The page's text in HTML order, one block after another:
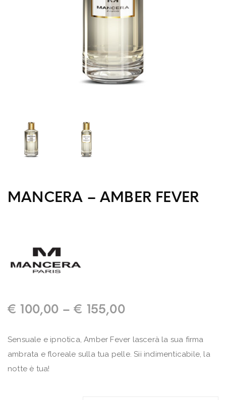
MANCERA – AMBER FEVER
€ 100,00 –€ 155,00
Sensuale e ipnotica, Amber Fever lascerà la sua firma
ambrata e floreale sulla tua pelle. Sii indimenticabile, la
notte è tua!